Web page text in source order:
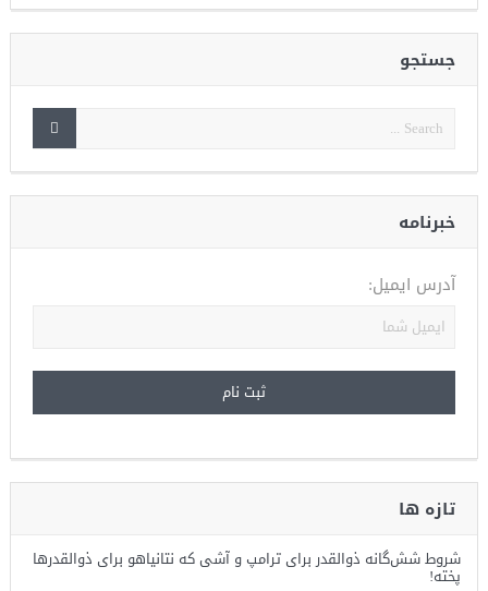
جستجو
خبرنامه
آدرس ایمیل:
تازه ها
شروط شش‌گانه ذوالقدر برای ترامپ و آشی که نتانیاهو برای ذوالقدرها
پخته!